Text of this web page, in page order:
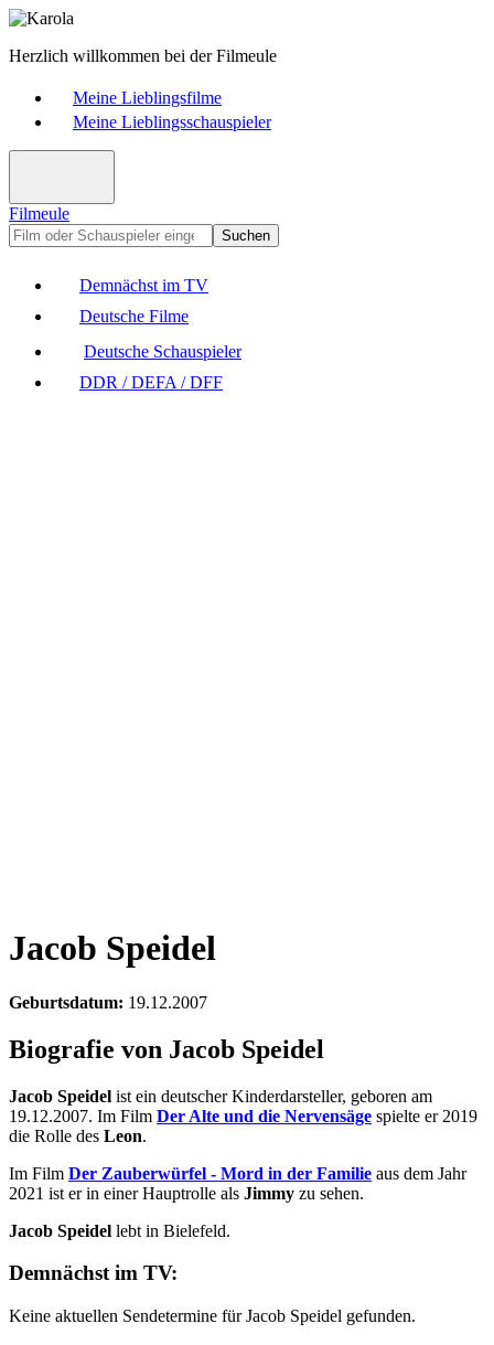
Herzlich willkommen bei der Filmeule
Meine Lieblingsfilme
Meine Lieblingsschauspieler
Filmeule
Suchen
Demnächst im TV
Deutsche Filme
Deutsche Schauspieler
DDR / DEFA / DFF
Jacob Speidel
Geburtsdatum: 19.12.2007
Biografie von Jacob Speidel
Jacob Speidel ist ein deutscher Kinderdarsteller, geboren am
19.12.2007. Im Film Der Alte und die Nervensäge spielte er 2019
die Rolle des Leon.
Im Film Der Zauberwürfel - Mord in der Familie aus dem Jahr
2021 ist er in einer Hauptrolle als Jimmy zu sehen.
Jacob Speidel lebt in Bielefeld.
Demnächst im TV:
Keine aktuellen Sendetermine für Jacob Speidel gefunden.